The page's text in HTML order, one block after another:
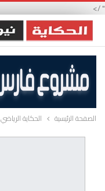
" />
الصفحة الرئيسية الحكاية الرياضي